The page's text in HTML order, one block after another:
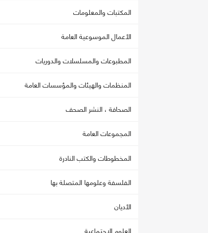
المكتبات والمعلومات
الأعمال الموسوعية العامة
المطبوعات والمسلسلات والدوريات
المنظمات والهيئات والمؤسسات العامة
الصحافة ، النشر الصحف
المجموعات العامة
المخطوطات والكتب النادرة
الفلسفة وعلومها المتصلة بها
الأديان
العلوم الاجتماعية